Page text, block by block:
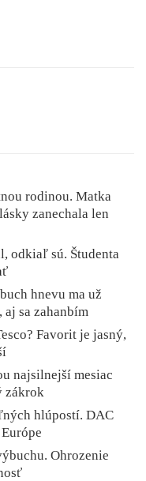
rodinou. Matka
zanechala len
odkiaľ sú. Študenta
hnevu ma už
sa zahanbím
Favorit je jasný,
najsilnejší mesiac
zákrok
hlúpostí. DAC
Ohrozenie